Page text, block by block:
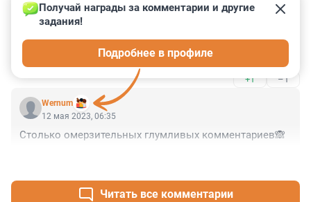
12 мая 2023, 07:04
Утехи из подручных средств.Помню одна дама с
морковкой экспериментировала .В итоге умерла от
столбняка.Морковь не мытая была....
+1 –1
Wernum
Получай награды за комментарии и другие
задания!
Подробнее в профиле
12 мая 2023, 06:35
Столько омерзительных глумливых комментариев🙈
Читать все комментарии